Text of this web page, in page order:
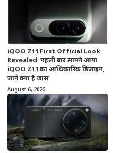
iQOO Z11 First Official Look
Revealed: पहली बार सामने आया
iQOO Z11 का आधिकारिक डिजाइन,
जानें क्या है खास
August 6, 2026